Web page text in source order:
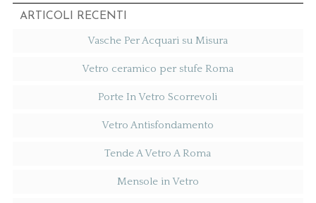
ARTICOLI RECENTI
Vasche Per Acquari su Misura
Vetro ceramico per stufe Roma
Porte In Vetro Scorrevoli
Vetro Antisfondamento
Tende A Vetro A Roma
Mensole in Vetro